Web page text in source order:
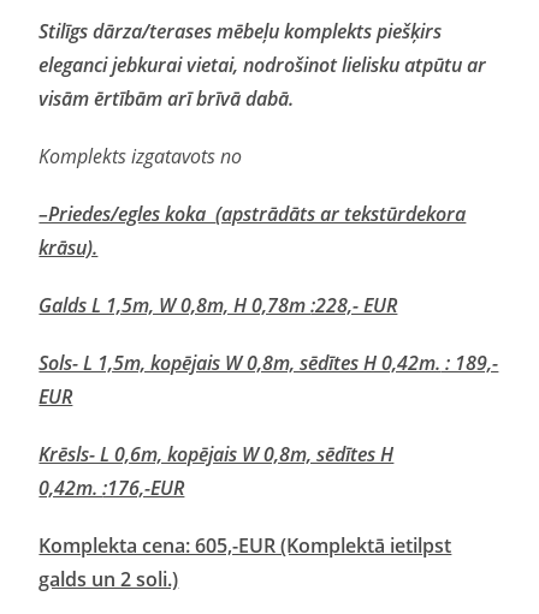
Stilīgs dārza/terases mēbeļu komplekts piešķirs
eleganci jebkurai vietai, nodrošinot lielisku atpūtu ar
visām ērtībām arī brīvā dabā.
Komplekts izgatavots no
–Priedes/egles koka(apstrādāts ar tekstūrdekora
krāsu).
Galds L 1,5m, W 0,8m, H 0,78m:228,- EUR
Sols- L 1,5m, kopējais W 0,8m, sēdītes H 0,42m. : 189,-
EUR
Krēsls- L 0,6m, kopējais W 0,8m, sēdītes H
0,42m.:176,-EUR
Komplekta cena: 605,-EUR (Komplektā ietilpst
galds un 2 soli.)